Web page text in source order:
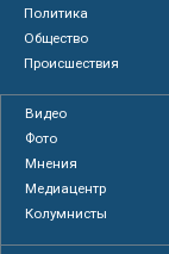
Политика
Общество
Происшествия
Видео
Фото
Мнения
Медиацентр
Колумнисты